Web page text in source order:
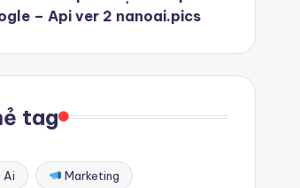
– Api ver 2 nanoai.pics
tag
Ai Marketing